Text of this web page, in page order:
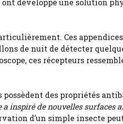
ont développé une solution
Ces
de nuit de détecter
ces récepteurs
des propriétés
inspiré de nouvelles surfaces
d’un simple insecte